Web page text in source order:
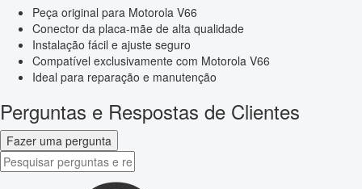
Peça original para Motorola V66
Conector da placa-mãe de alta qualidade
Instalação fácil e ajuste seguro
Compatível exclusivamente com Motorola V66
Ideal para reparação e manutenção
Perguntas e Respostas de Clientes
Fazer uma pergunta